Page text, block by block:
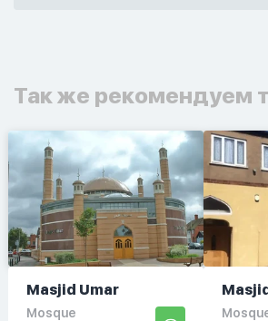
Так же рекомендуем
Masjid Umar
Mosque